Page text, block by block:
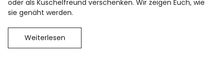
oder als Kuschelfreund verschenken. Wir zeigen Euch, wie
sie genäht werden.
Weiterlesen